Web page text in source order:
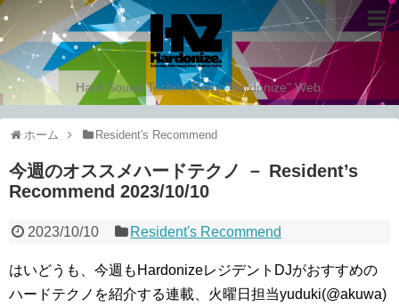
Hard Sound Techno Party "Hardonize" Web.
ホーム Resident's Recommend
今週のオススメハードテクノ － Resident’s
Recommend 2023/10/10
2023/10/10 Resident's Recommend
はいどうも、今週もHardonizeレジデントDJがおすすめの
ハードテクノを紹介する連載、火曜日担当yuduki(@akuwa)